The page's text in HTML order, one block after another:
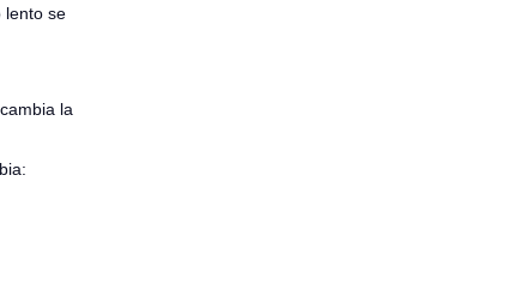
lento se
la